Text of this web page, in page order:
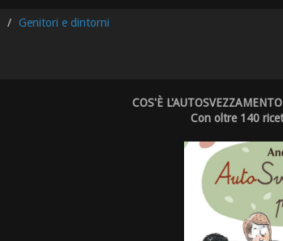
Genitori e dintorni
COS'È
Con oltre 140